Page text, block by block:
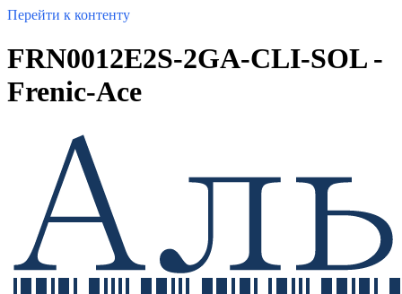
Перейти к контенту
FRN0012E2S-2GA-CLI-SOL -
Frenic-Ace